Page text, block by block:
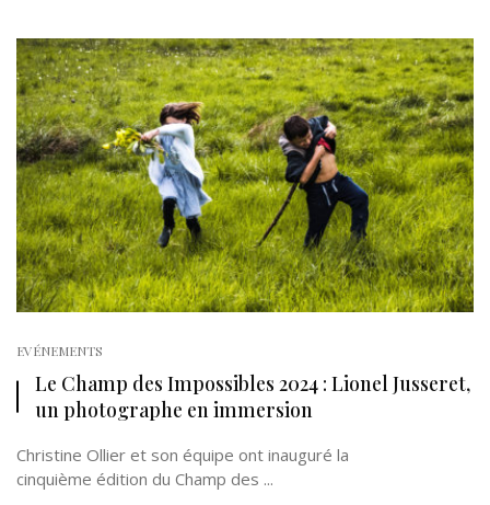
EVÉNEMENTS
Le Champ des Impossibles 2024 : Lionel Jusseret,
un photographe en immersion
Christine Ollier et son équipe ont inauguré la
cinquième édition du Champ des ...